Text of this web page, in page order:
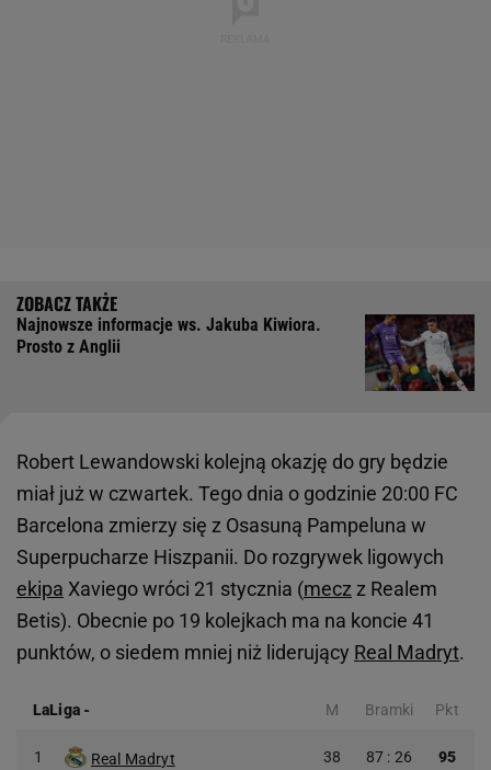
Najnowsze informacje ws. Jakuba Kiwiora.
Prosto z Anglii
Robert Lewandowski kolejną okazję do gry będzie
miał już w czwartek. Tego dnia o godzinie 20:00 FC
Barcelona zmierzy się z Osasuną Pampeluna w
Superpucharze Hiszpanii. Do rozgrywek ligowych
ekipa Xaviego wróci 21 stycznia (mecz z Realem
Betis). Obecnie po 19 kolejkach ma na koncie 41
punktów, o siedem mniej niż liderujący Real Madryt.
LaLiga- M Bramki Pkt
1 Real Madryt 38 87 : 26 95